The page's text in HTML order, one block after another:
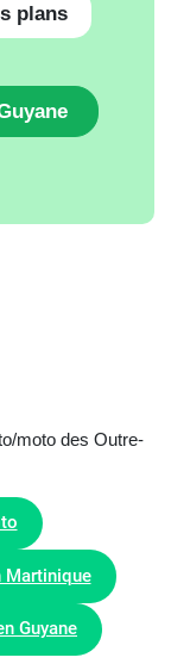
plans
moto des Outre-
Martinique
Guyane